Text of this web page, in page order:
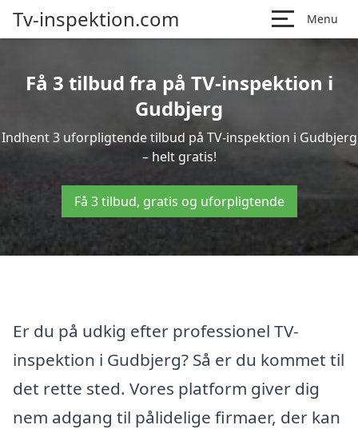
Tv-inspektion.com Menu
Få 3 tilbud fra på TV-inspektion i
Gudbjerg
Indhent 3 uforpligtende tilbud på TV-inspektion i Gudbjerg
– helt gratis!
Få 3 tilbud, gratis og uforpligtende
Er du på udkig efter professionel TV-
inspektion i Gudbjerg? Så er du kommet til
det rette sted. Vores platform giver dig
nem adgang til pålidelige firmaer, der kan